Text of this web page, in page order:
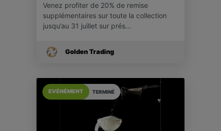
Venez profiter de 20% de remise
supplémentaires sur toute la collection
jusqu’au 31 juillet sur prés…
Golden Trading
TERMINÉ
EVÉNÉMENT